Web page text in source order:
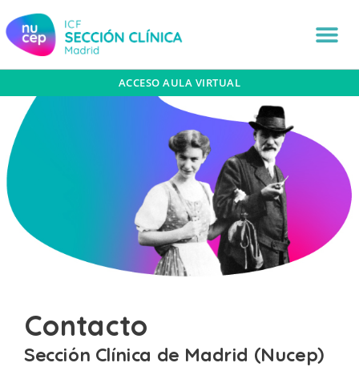
ACCESO AULA VIRTUAL
Contacto
Sección Clínica de Madrid (Nucep)